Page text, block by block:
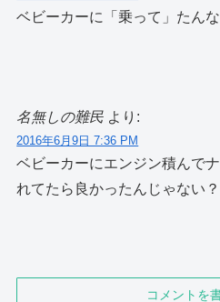
ベビーカーに「乗って」たん
名無しの難民 より:
2016年6月9日 7:36 PM
ベビーカーにエンジン積んで
れてたら良かったんじゃない？
コメントを